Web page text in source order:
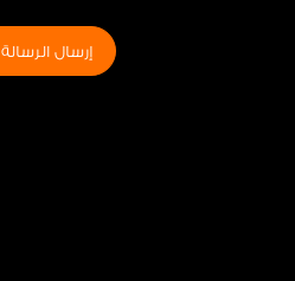
إرسال الرسالة